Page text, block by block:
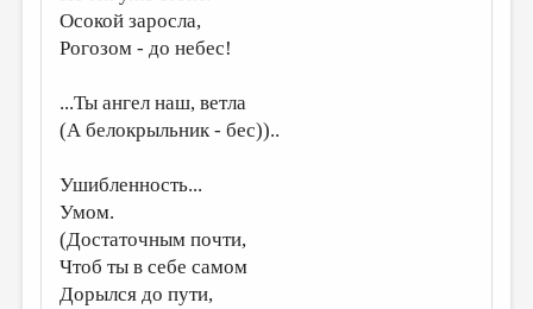
КНИЖНАЯ ПОЛКА
ОБЗОР ЛИТЕРАТУРЫ
СТРАНИЦЫ ПАМЯТИ
ОБЪЯВЛЕНИЯ
РЕДКОЛЛЕГИЯ
ОТ РЕДАКЦИИ
Осокой заросла,
Рогозом - до небес!
...Ты ангел наш, ветла
(А белокрыльник - бес))..
Ушибленность...
Умом.
(Достаточным почти,
Чтоб ты в себе самом
Дорылся до пути,